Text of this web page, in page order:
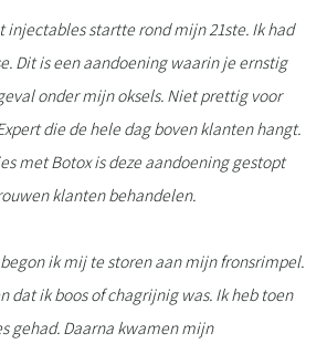
injectables startte rond mijn 21ste. Ik had
Dit is een aandoening waarin je ernstig
onder mijn oksels. Niet prettig voor
die de hele dag boven klanten hangt.
met Botox is deze aandoening gestopt
klanten behandelen.
ik mij te storen aan mijn fronsrimpel.
dat ik boos of chagrijnig was. Ik heb toen
gehad. Daarna kwamen mijn